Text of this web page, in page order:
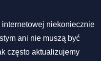
internetowej niekoniecznie
ani nie muszą być
często aktualizujemy